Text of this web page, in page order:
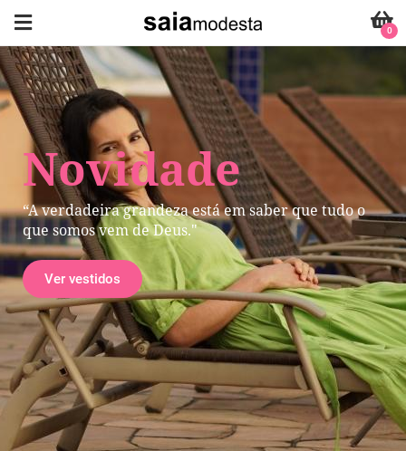
Novidade
“A verdadeira grandeza está em saber que tudo o
que somos vem de Deus."
Ver vestidos
0